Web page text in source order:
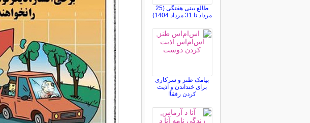
طالع بینی هفتگی (25
مرداد تا 31 مرداد 1404)
پیامک طنز و سرکاری
برای خنداندن و اذیت
کردن رفقا!